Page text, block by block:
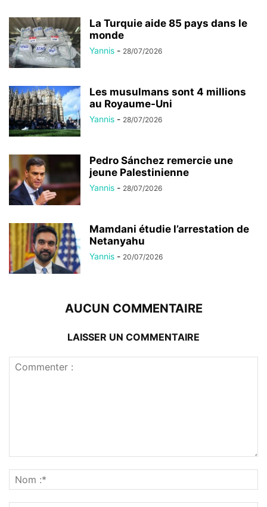
La Turquie aide 85 pays dans le
monde
Yannis - 28/07/2026
Les musulmans sont 4 millions
au Royaume-Uni
Yannis - 28/07/2026
Pedro Sánchez remercie une
jeune Palestinienne
Yannis - 28/07/2026
Mamdani étudie l’arrestation de
Netanyahu
Yannis - 20/07/2026
AUCUN COMMENTAIRE
LAISSER UN COMMENTAIRE